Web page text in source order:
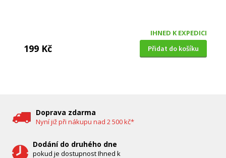
IHNED K EXPEDICI
199 Kč Přidat do košíku
Doprava zdarma
Nyní již při nákupu nad 2 500 kč*
Dodání do druhého dne
pokud je dostupnost Ihned k